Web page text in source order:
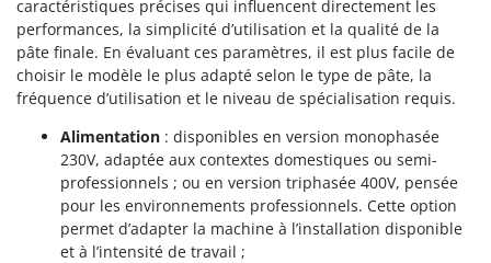
caractéristiques précises qui influencent directement les
performances, la simplicité d’utilisation et la qualité de la
pâte finale. En évaluant ces paramètres, il est plus facile de
choisir le modèle le plus adapté selon le type de pâte, la
fréquence d’utilisation et le niveau de spécialisation requis.
Alimentation : disponibles en version monophasée
230V, adaptée aux contextes domestiques ou semi-
professionnels ; ou en version triphasée 400V, pensée
pour les environnements professionnels. Cette option
permet d’adapter la machine à l’installation disponible
et à l’intensité de travail ;